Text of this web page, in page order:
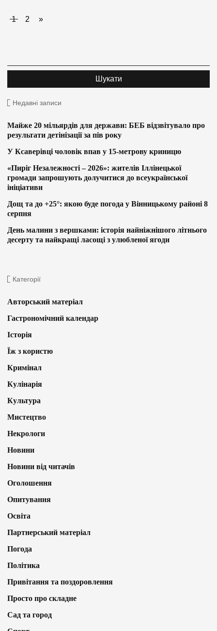
1 2 »
Недавні записи
Майже 20 мільярдів для держави: БЕБ відзвітувало про
результати детінізації за пів року
У Ксаверівці чоловік впав у 15-метрову криницю
«Пиріг Незалежності – 2026»: жителів Іллінецької
громади запрошують долучитися до всеукраїнської
ініціативи
Дощ та до +25°: якою буде погода у Вінницькому районі 8
серпня
День малини з вершками: історія найніжнішого літнього
десерту та найкращі ласощі з улюбленої ягоди
Категорії
Авторський матеріал
Гастрономічний календар
Історія
Їж з користю
Кримінал
Кулінарія
Культура
Мистецтво
Некрологи
Новини
Новини від читачів
Оголошення
Опитування
Освіта
Партнерський матеріал
Погода
Політика
Привітання та поздоровлення
Просто про складне
Сад та город